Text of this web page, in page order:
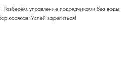
управление подрядчиками без воды:
косяков. Успей зарегиться!